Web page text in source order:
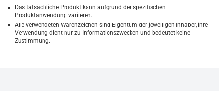
Das tatsächliche Produkt kann aufgrund der spezifischen
Produktanwendung variieren.
Alle verwendeten Warenzeichen sind Eigentum der jeweiligen Inhaber, ihre
Verwendung dient nur zu Informationszwecken und bedeutet keine
Zustimmung.